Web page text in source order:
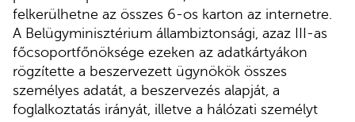
felkerülhetne az összes 6-os karton az internetre.
A Belügyminisztérium állambiztonsági, azaz III-as
főcsoportfőnöksége ezeken az adatkártyákon
rögzítette a beszervezett ügynökök összes
személyes adatát, a beszervezés alapját, a
foglalkoztatás irányát, illetve a hálózati személyt